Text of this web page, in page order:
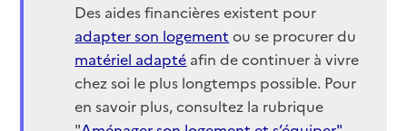
Des aides financières existent pour
adapter son logement ou se procurer du
matériel adapté afin de continuer à vivre
chez soi le plus longtemps possible. Pour
en savoir plus, consultez la rubrique